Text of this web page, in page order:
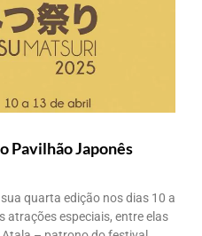
Pavilhão Japonês
quarta edição nos dias 10 a
atrações especiais, entre elas